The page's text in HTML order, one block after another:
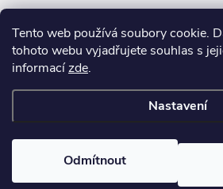
Tento web používá soubory cookie.
tohoto webu vyjadřujete souhlas s
informacízde.
Nastavení
Odmítnout
Vytvořil Shoptet
Kosmetikovna